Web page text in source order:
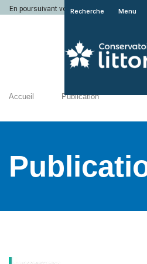
En poursuivant votre navigation sur le
Recherche Menu
Accueil Publication